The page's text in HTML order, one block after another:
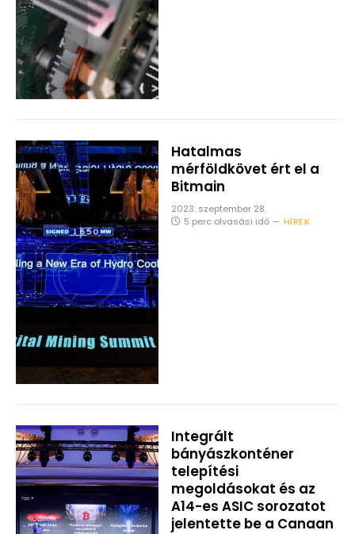
Hatalmas
mérföldkövet ért el a
Bitmain
2023. szeptember 28.
5 perc olvasási idő
HÍREK
Integrált
bányászkonténer
telepítési
megoldásokat és az
A14-es ASIC sorozatot
jelentette be a Canaan